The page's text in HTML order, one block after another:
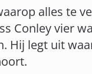
alles te
Conley vier
Hij legt uit